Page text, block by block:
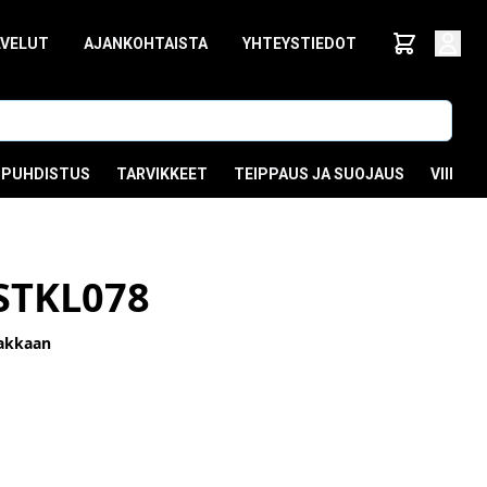
AJANKOHTAISTA YHTEYSTIEDOT
PUHDISTUS TARVIKKEET TEIPPAUS JA SUOJAUS